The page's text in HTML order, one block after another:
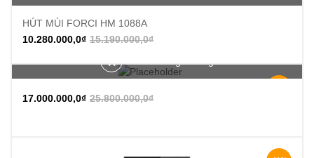
HÚT MÙI FORCI HM 1088A
15.190.000,0₫
10.280.000,0₫
25.800.000,0₫
17.000.000,0₫